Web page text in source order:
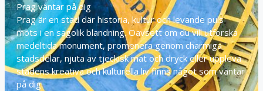
Prag väntar på dig
Prag är en stad där historia, kultur och levande puls
möts i en sagolik blandning. Oavsett om du vill utforska
medeltida monument, promenera genom charmiga
stadsdelar, njuta av tjeckisk mat och dryck eller uppleva
stadens kreativa och kulturella liv finns något som väntar
på dig.